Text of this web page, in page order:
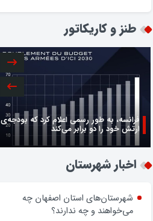
طنز و کاریکاتور
فرانسه، به طور رسمی اعلام کرد که بودجه‌ی
ارتش خود را دو برابر می‌کند
اخبار شهرستان
شهرستان‌های استان اصفهان چه
می‌خواهند و چه ندارند؟